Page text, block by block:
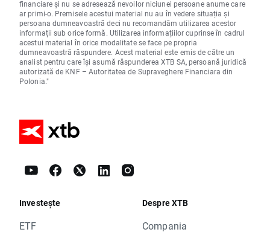
financiare și nu se adresează nevoilor niciunei persoane anume care
ar primi-o. Premisele acestui material nu au în vedere situația și
persoana dumneavoastră deci nu recomandăm utilizarea acestor
informații sub orice formă. Utilizarea informațiilor cuprinse în cadrul
acestui material în orice modalitate se face pe propria
dumneavoastră răspundere. Acest material este emis de către un
analist pentru care își asumă răspunderea XTB SA, persoană juridică
autorizată de KNF – Autoritatea de Supraveghere Financiara din
Polonia."
Investește
ETF
Despre XTB
Compania